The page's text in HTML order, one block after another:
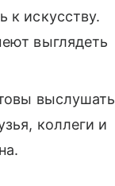
к искусству.
выглядеть
выслушать
коллеги и